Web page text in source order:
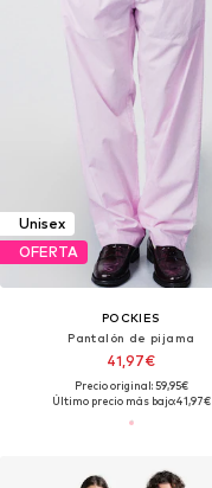
Unisex
OFERTA
POCKIES
Pantalón de pijama
41,97€
Precio original: 59,95€
Último precio más bajo:41,97€